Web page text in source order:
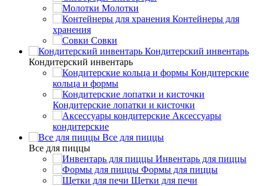
Молотки
Контейнеры для
хранения
Совки
Кондитерский инвентарь
Кондитерский инвентарь
Кондитерские
кольца и формы
Кондитерские лопатки и кисточки
Аксессуары
кондитерские
Все для пиццы
Все для пиццы
Инвентарь для пиццы
Формы для пиццы
Щетки для печи